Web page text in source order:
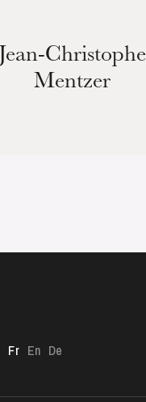
Jean-Christophe
Mentzer
Fr En De